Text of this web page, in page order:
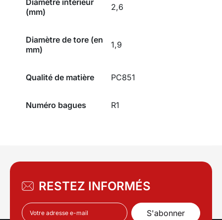
(mm)
2,6
Diamètre de tore (en
mm)
1,9
Qualité de matière PC851
Numéro bagues R1
RESTEZ INFORMÉS